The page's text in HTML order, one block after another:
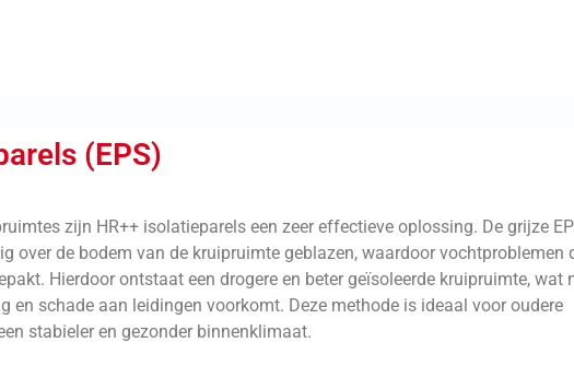
(EPS)
zijn HR++ isolatieparels een zeer effectieve oplossing. De grijze
over de bodem van de kruipruimte geblazen, waardoor vochtproblemen
Hierdoor ontstaat een drogere en beter geïsoleerde kruipruimte, wat
en schade aan leidingen voorkomt. Deze methode is ideaal voor oudere
stabieler en gezonder binnenklimaat.